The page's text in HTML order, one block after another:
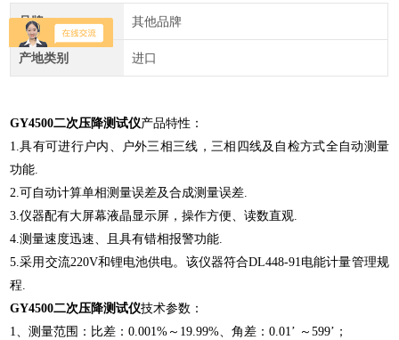
品牌 其他品牌
产地类别 进口
GY4500二次压降测试仪产品特性：
1.具有可进行户内、户外三相三线，三相四线及自检方式全自动测量
功能.
2.可自动计算单相测量误差及合成测量误差.
3.仪器配有大屏幕液晶显示屏，操作方便、读数直观.
4.测量速度迅速、且具有错相报警功能.
5.采用交流220V和锂电池供电。该仪器符合DL448-91电能计量管理规
程.
GY4500二次压降测试仪技术参数：
1、测量范围：比差：0.001%～19.99%、角差：0.01’ ～599’；